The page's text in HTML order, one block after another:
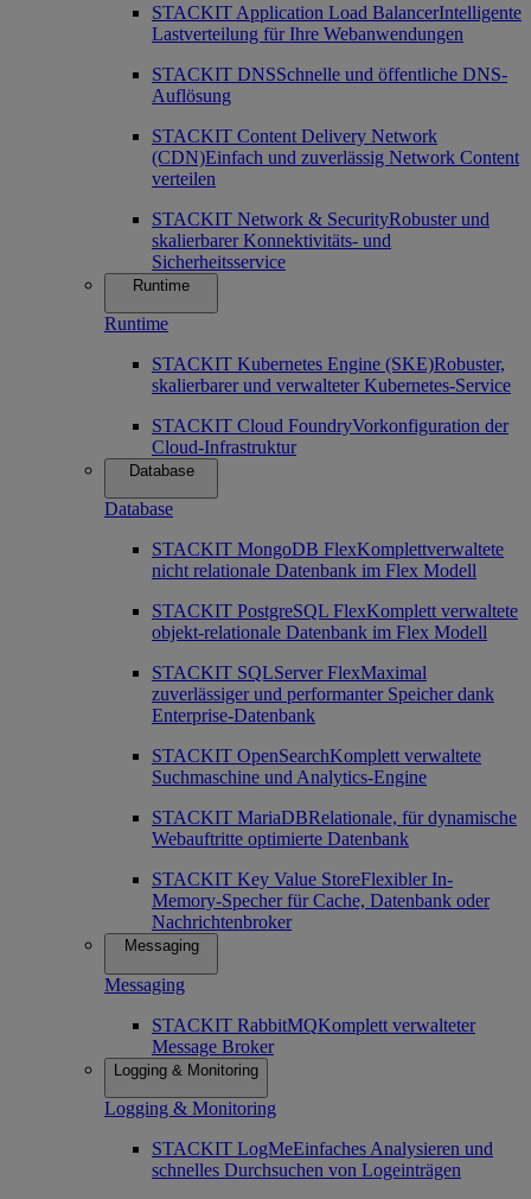
STACKIT Application Load BalancerIntelligente
Lastverteilung für Ihre Webanwendungen
STACKIT DNSSchnelle und öffentliche DNS-
Auflösung
STACKIT Content Delivery Network
(CDN)Einfach und zuverlässig Network Content
verteilen
STACKIT Network & SecurityRobuster und
skalierbarer Konnektivitäts- und
Sicherheitsservice
Runtime
Runtime
STACKIT Kubernetes Engine (SKE)Robuster,
skalierbarer und verwalteter Kubernetes-Service
STACKIT Cloud FoundryVorkonfiguration der
Cloud-Infrastruktur
Database
Database
STACKIT MongoDB FlexKomplettverwaltete
nicht relationale Datenbank im Flex Modell
STACKIT PostgreSQL FlexKomplett verwaltete
objekt-relationale Datenbank im Flex Modell
STACKIT SQLServer FlexMaximal
zuverlässiger und performanter Speicher dank
Enterprise-Datenbank
STACKIT OpenSearchKomplett verwaltete
Suchmaschine und Analytics-Engine
STACKIT MariaDBRelationale, für dynamische
Webauftritte optimierte Datenbank
STACKIT Key Value StoreFlexibler In-
Memory-Specher für Cache, Datenbank oder
Nachrichtenbroker
Messaging
Messaging
STACKIT RabbitMQKomplett verwalteter
Message Broker
Logging & Monitoring
Logging & Monitoring
STACKIT LogMeEinfaches Analysieren und
schnelles Durchsuchen von Logeinträgen